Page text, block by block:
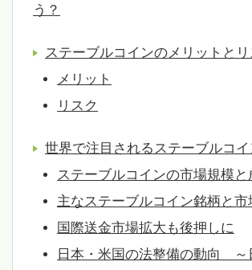
う？
ステーブルコインのメリットとリ
メリット
リスク
世界で注目されるステーブルコイ
ステーブルコインの市場規模と
主なステーブルコイン銘柄と市
国際送金市場拡大も後押しに
日本・米国の法整備の動向 ～